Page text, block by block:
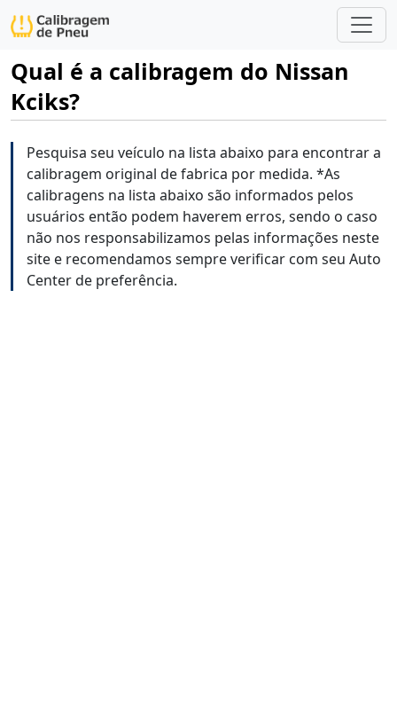
Qual é a calibragem do Nissan
Kciks?
Pesquisa seu veículo na lista abaixo para encontrar a
calibragem original de fabrica por medida. *As
calibragens na lista abaixo são informados pelos
usuários então podem haverem erros, sendo o caso
não nos responsabilizamos pelas informações neste
site e recomendamos sempre verificar com seu Auto
Center de preferência.